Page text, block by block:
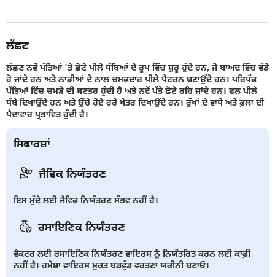
ਲੱਛਣ
ਲੱਛਣ ਨਵੇਂ ਪੱਤਿਆਂ 'ਤੇ ਛੋਟੇ ਪੀਲੇ ਧੱਬਿਆਂ ਦੇ ਰੂਪ ਵਿੱਚ ਸ਼ੁਰੂ ਹੁੰਦੇ ਹਨ, ਜੋ ਬਾਅਦ ਵਿੱਚ ਵੱਡੇ
ਹੋ ਜਾਂਦੇ ਹਨ ਅਤੇ ਨਾੜੀਆਂ ਦੇ ਨਾਲ ਚਮਕਦਾਰ ਪੀਲੇ ਪੈਟਰਨ ਬਣਾਉਂਦੇ ਹਨ। ਪਰਿਪੱਕ
ਪੱਤਿਆਂ ਵਿੱਚ ਚਮੜੇ ਦੀ ਬਣਤਰ ਹੁੰਦੀ ਹੈ ਅਤੇ ਨਵੇਂ ਪੱਤੇ ਛੋਟੇ ਰਹਿ ਜਾਂਦੇ ਹਨ। ਫਲ ਪੀਲੇ
ਧੱਬੇ ਦਿਖਾਉਂਦੇ ਹਨ ਅਤੇ ਉੱਚੇ ਹੋਏ ਹਰੇ ਖੇਤਰ ਦਿਖਾਉਂਦੇ ਹਨ। ਰੁੱਖਾਂ ਦੇ ਵਾਧੇ ਅਤੇ ਫ਼ਲਾ ਦੀ
ਪੈਦਾਵਾਰ ਪ੍ਰਭਾਵਿਤ ਹੁੰਦੀ ਹੈ।
ਸਿਫਾਰਸ਼ਾਂ
ਜੈਵਿਕ ਨਿਯੰਤਰਣ
ਇਸ ਮੁੱਦੇ ਲਈ ਜੈਵਿਕ ਨਿਯੰਤਰਣ ਸੰਭਵ ਨਹੀਂ ਹੈ।
ਰਸਾਇਣਿਕ ਨਿਯੰਤਰਣ
ਵੈਕਟਰ ਲਈ ਰਸਾਇਣਿਕ ਨਿਯੰਤਰਣ ਵਾਇਰਸ ਨੂੰ ਨਿਯੰਤਰਿਤ ਕਰਨ ਲਈ ਕਾਫ਼ੀ
ਨਹੀਂ ਹੈ। ਹਮੇਸ਼ਾ ਵਾਇਰਸ ਮੁਕਤ ਬਡਵੁੱਡ ਵਰਤਣਾ ਯਕੀਨੀ ਬਣਾਓ।